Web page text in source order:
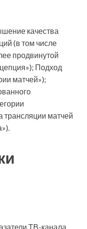
качества
(в том числе
продвинутой
Подход
матчей»);
матчей
ТВ-канала